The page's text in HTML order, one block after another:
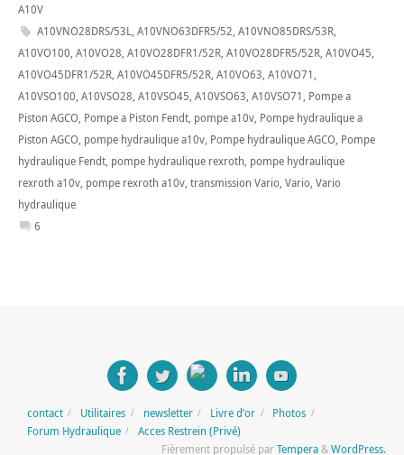
A10V
A10VNO28DRS/53L, A10VNO63DFR5/52, A10VNO85DRS/53R,
A10VO100, A10VO28, A10VO28DFR1/52R, A10VO28DFR5/52R, A10VO45,
A10VO45DFR1/52R, A10VO45DFR5/52R, A10VO63, A10VO71,
A10VSO100, A10VSO28, A10VSO45, A10VSO63, A10VSO71, Pompe a
Piston AGCO, Pompe a Piston Fendt, pompe a10v, Pompe hydraulique a
Piston AGCO, pompe hydraulique a10v, Pompe hydraulique AGCO, Pompe
hydraulique Fendt, pompe hydraulique rexroth, pompe hydraulique
rexroth a10v, pompe rexroth a10v, transmission Vario, Vario, Vario
hydraulique
6
contact Utilitaires newsletter Livre d’or
Photos
Forum Hydraulique
Acces Restrein (Privé)
Fièrement propulsé parTempera&WordPress.